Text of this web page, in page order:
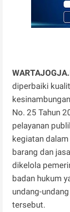
diperbaiki
No. 25 Tahun
pelayanan
kegiatan
barang dan
dikelola
badan hukum
undang-
tersebut.